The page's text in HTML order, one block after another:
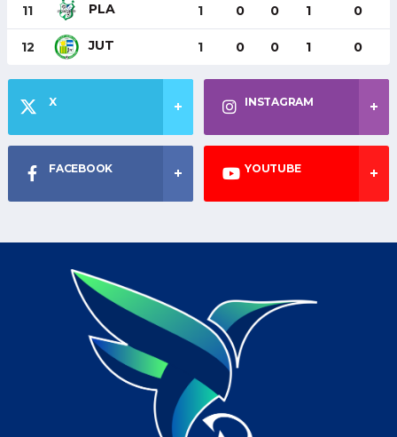
11 PLA 1 0 0 1 0
12 JUT 1 0 0 1 0
X INSTAGRAM
FACEBOOK YOUTUBE